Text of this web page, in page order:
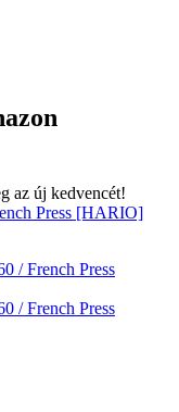
az új kedvencét!